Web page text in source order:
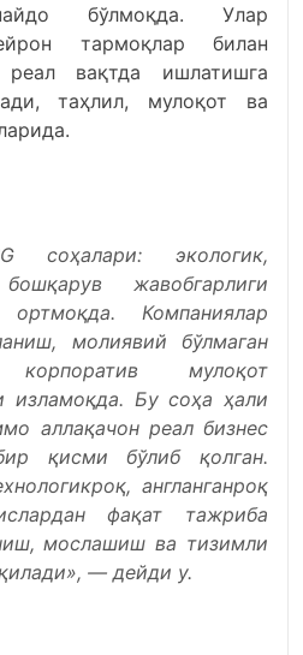
бўлмоқда. Улар
тармоқлар билан
реал вақтда ишлатишга
таҳлил, мулоқот ва
соҳалари: экологик,
жавобгарлиги
Компаниялар
молиявий бўлмаган
мулоқот
изламоқда. Бу соҳа ҳали
аллақачон реал бизнес
қисми бўлиб қолган.
англанганроқ
фақат тажриба
мослашиш ва тизимли
— дейди у.